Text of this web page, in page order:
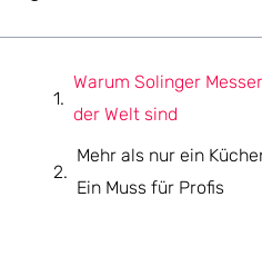
Warum Solinger
der Welt sind
Mehr als nur ein
Ein Muss für Profis